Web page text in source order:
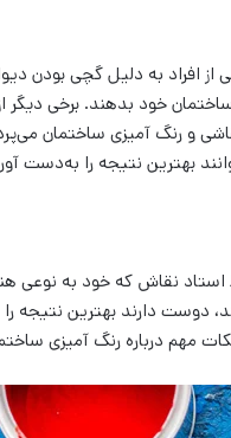
از افراد به دلیل گچی بودن
خود بدهند. برخی دیگر
و رنگ آمیزی ساختمان
بهترین نتیجه را به‌دست
نقاش که خود به نوعی
مهم درباره رنگ آمیزی